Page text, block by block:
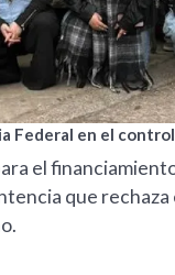
Federal en el
el
que